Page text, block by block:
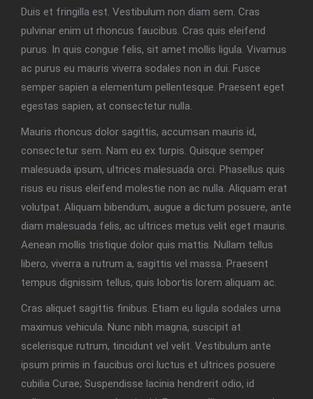
Duis et fringilla est. Vestibulum non diam sem. Cras
pulvinar enim ut rhoncus faucibus. Cras quis eleifend
purus. In quis congue felis, sit amet mollis ligula. Vivamus
ac purus eu mauris viverra sodales non in dui. Fusce
semper sapien a elementum pellentesque. Praesent eget
egestas sapien, at consectetur nulla.
Mauris rhoncus dolor sagittis, accumsan mauris id,
consectetur sem. Nam eu ex turpis. Quisque semper
malesuada ipsum, ultrices malesuada orci. Phasellus quis
risus eu risus eleifend molestie non ac nulla. Aliquam erat
volutpat. Aliquam bibendum, augue a dictum posuere, ante
diam malesuada felis, ac ultrices metus velit eget mauris.
Aenean mollis tristique dolor quis mattis. Nullam tellus
libero, viverra a rutrum a, sagittis vel massa. Praesent
tempus dignissim tellus, quis lobortis lorem aliquam ac.
Cras aliquet sagittis finibus. Etiam eu ligula sodales urna
maximus vehicula. Nunc nibh magna, suscipit at
scelerisque rutrum, tincidunt vel velit. Vestibulum ante
ipsum primis in faucibus orci luctus et ultrices posuere
cubilia Curae; Suspendisse lacinia hendrerit odio, id